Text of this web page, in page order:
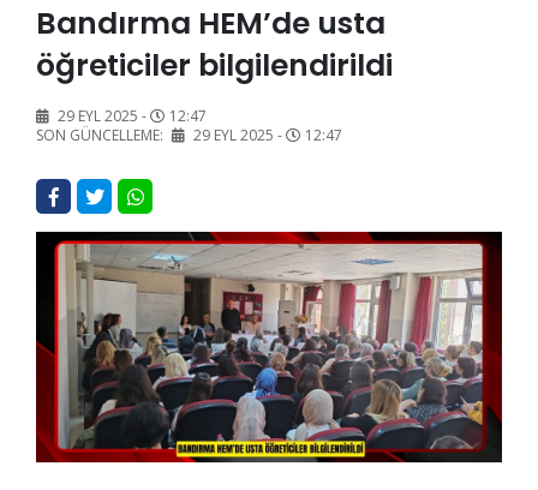
Bandırma HEM’de usta
öğreticiler bilgilendirildi
29 EYL 2025 -
12:47
SON GÜNCELLEME:
29 EYL 2025 - 12:47